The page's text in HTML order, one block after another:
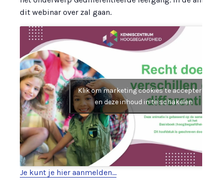
dit webinar over zal gaan.
Klik om marketing cookies te accepteren
en deze inhoud in te schakelen
Je kunt je hier aanmelden…